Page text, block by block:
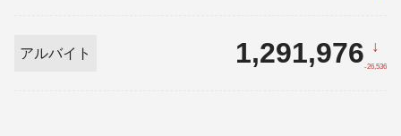
アルバイト 1,291,976 ↓
-26,536